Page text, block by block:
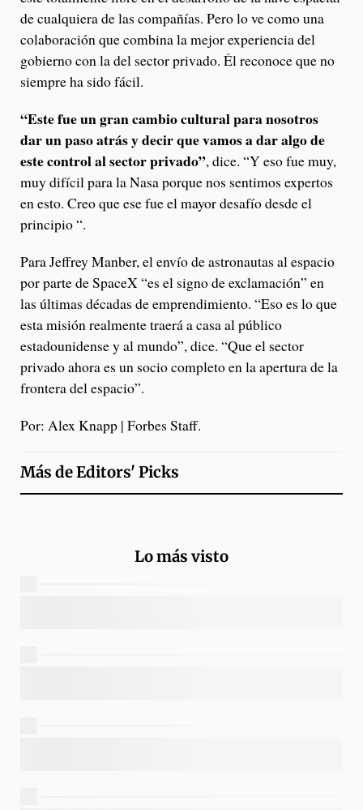
de cualquiera de las compañías. Pero lo ve como una
colaboración que combina la mejor experiencia del
gobierno con la del sector privado. Él reconoce que no
siempre ha sido fácil.
“Este fue un gran cambio cultural para nosotros
dar un paso atrás y decir que vamos a dar algo de
este control al sector privado”, dice. “Y eso fue muy,
muy difícil para la Nasa porque nos sentimos expertos
en esto. Creo que ese fue el mayor desafío desde el
principio “.
Para Jeffrey Manber, el envío de astronautas al espacio
por parte de SpaceX “es el signo de exclamación” en
las últimas décadas de emprendimiento. “Eso es lo que
esta misión realmente traerá a casa al público
estadounidense y al mundo”, dice. “Que el sector
privado ahora es un socio completo en la apertura de la
frontera del espacio”.
Por: Alex Knapp | Forbes Staff.
Más deEditors' Picks
Lo más visto